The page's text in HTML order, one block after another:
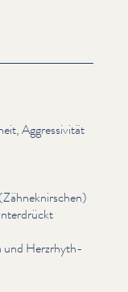
Aggres­siv­ität
und Herzrhyth­